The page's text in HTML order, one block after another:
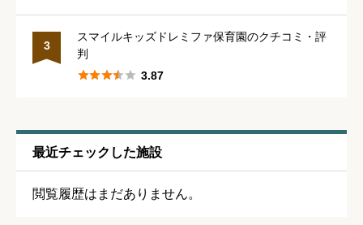
星の数をお選びください
通いやすさ 必須
星の数をお選びください 
3
スマイルキッズドレミファ保育園のクチコミ・評
判
 3.87
最近チェックした施設
閲覧履歴はまだありません。